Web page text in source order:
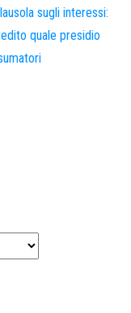
sugli interessi:
quale presidio